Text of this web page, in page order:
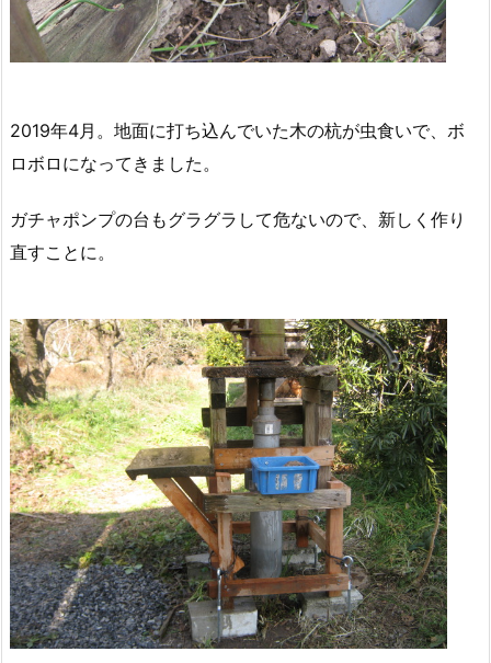
2019年4月。地面に打ち込んでいた木の杭が虫食いで、ボ
ロボロになってきました。
ガチャポンプの台もグラグラして危ないので、新しく作り
直すことに。